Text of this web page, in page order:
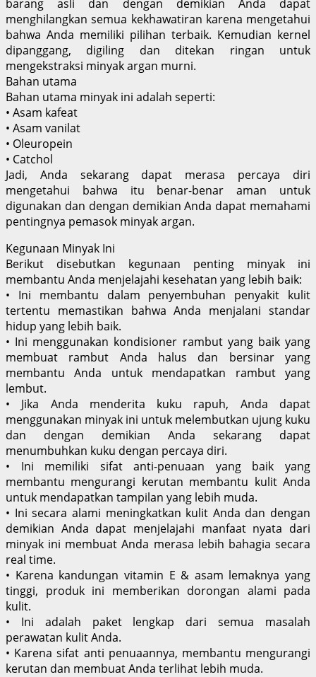
barang asli dan dengan demikian Anda dapat
menghilangkan semua kekhawatiran karena mengetahui
bahwa Anda memiliki pilihan terbaik. Kemudian kernel
dipanggang, digiling dan ditekan ringan untuk
mengekstraksi minyak argan murni.
Bahan utama
Bahan utama minyak ini adalah seperti:
• Asam kafeat
• Asam vanilat
• Oleuropein
• Catchol
Jadi, Anda sekarang dapat merasa percaya diri
mengetahui bahwa itu benar-benar aman untuk
digunakan dan dengan demikian Anda dapat memahami
pentingnya pemasok minyak argan.
Kegunaan Minyak Ini
Berikut disebutkan kegunaan penting minyak ini
membantu Anda menjelajahi kesehatan yang lebih baik:
• Ini membantu dalam penyembuhan penyakit kulit
tertentu memastikan bahwa Anda menjalani standar
hidup yang lebih baik.
• Ini menggunakan kondisioner rambut yang baik yang
membuat rambut Anda halus dan bersinar yang
membantu Anda untuk mendapatkan rambut yang
lembut.
• Jika Anda menderita kuku rapuh, Anda dapat
menggunakan minyak ini untuk melembutkan ujung kuku
dan dengan demikian Anda sekarang dapat
menumbuhkan kuku dengan percaya diri.
• Ini memiliki sifat anti-penuaan yang baik yang
membantu mengurangi kerutan membantu kulit Anda
untuk mendapatkan tampilan yang lebih muda.
• Ini secara alami meningkatkan kulit Anda dan dengan
demikian Anda dapat menjelajahi manfaat nyata dari
minyak ini membuat Anda merasa lebih bahagia secara
real time.
• Karena kandungan vitamin E & asam lemaknya yang
tinggi, produk ini memberikan dorongan alami pada
kulit.
• Ini adalah paket lengkap dari semua masalah
perawatan kulit Anda.
• Karena sifat anti penuaannya, membantu mengurangi
kerutan dan membuat Anda terlihat lebih muda.